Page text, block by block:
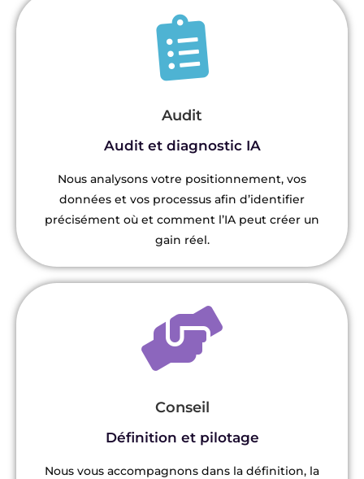
Audit
Audit et diagnostic IA
Nous analysons votre positionnement, vos
données et vos processus afin d’identifier
précisément où et comment l’IA peut créer un
gain réel.
Conseil
Définition et pilotage
Nous vous accompagnons dans la définition, la